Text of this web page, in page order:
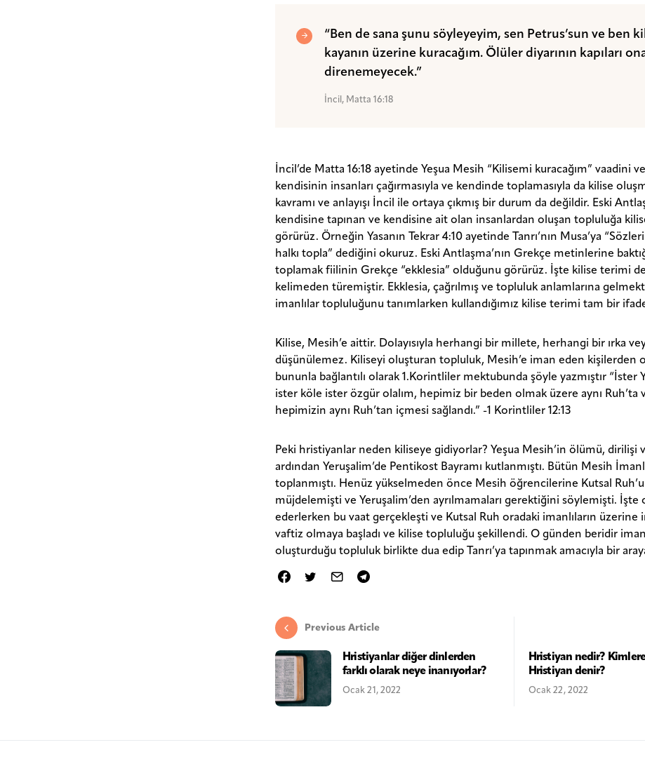
“Ben de sana şunu söyleyeyim, sen Petrus’sun ve ben
kayanın üzerine kuracağım. Ölüler diyarının kapıları
direnemeyecek.”
İncil, Matta 16:18
İncil’de Matta 16:18 ayetinde Yeşua Mesih “Kilisemi kuracağım” vaadini
kendisinin insanları çağırmasıyla ve kendinde toplamasıyla da kilise
kavramı ve anlayışı İncil ile ortaya çıkmış bir durum da değildir. Eski
kendisine tapınan ve kendisine ait olan insanlardan oluşan topluluğa
görürüz. Örneğin Yasanın Tekrar 4:10 ayetinde Tanrı’nın Musa’ya
halkı topla” dediğini okuruz. Eski Antlaşma’nın Grekçe metinlerine
toplamak fiilinin Grekçe “ekklesia” olduğunu görürüz. İşte kilise terimi
kelimeden türemiştir. Ekklesia, çağrılmış ve topluluk anlamlarına
imanlılar topluluğunu tanımlarken kullandığımız kilise terimi tam bir
Kilise, Mesih’e aittir. Dolayısıyla herhangi bir millete, herhangi bir ırka
düşünülemez. Kiliseyi oluşturan topluluk, Mesih’e iman eden kişilerden
bununla bağlantılı olarak 1.Korintliler mektubunda şöyle yazmıştır “İster
ister köle ister özgür olalım, hepimiz bir beden olmak üzere aynı Ruh’ta
hepimizin aynı Ruh’tan içmesi sağlandı.” -1 Korintliler 12:13
Peki hristiyanlar neden kiliseye gidiyorlar? Yeşua Mesih’in ölümü, dirilişi
ardından Yeruşalim’de Pentikost Bayramı kutlanmıştı. Bütün Mesih
toplanmıştı. Henüz yükselmeden önce Mesih öğrencilerine Kutsal
müjdelemişti ve Yeruşalim’den ayrılmamaları gerektiğini söylemişti. İşte
ederlerken bu vaat gerçekleşti ve Kutsal Ruh oradaki imanlıların üzerine
vaftiz olmaya başladı ve kilise topluluğu şekillendi. O günden beridir
oluşturduğu topluluk birlikte dua edip Tanrı’ya tapınmak amacıyla bir
Previous Article
Hristiyanlar diğer dinlerden
farklı olarak neye inanıyorlar?
Ocak 21, 2022
Hristiyan nedir?
Hristiyan denir?
Ocak 22, 2022